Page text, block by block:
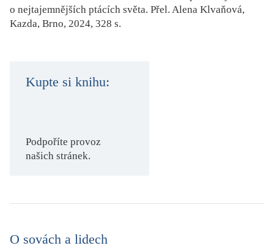
KATEGORIE
o nejtajemnějších ptácích světa. Přel. Alena Klvaňová,
Kazda, Brno, 2024, 328 s.
Kupte si knihu:
Podpoříte provoz
našich stránek.
O sovách a lidech